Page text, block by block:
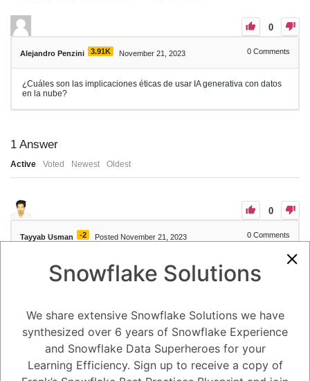
0
Alejandro Penzini 3.91K November 21, 2023 0 Comments
¿Cuáles son las implicaciones éticas de usar IA generativa con datos
en la nube?
1 Answer
Active Voted Newest Oldest
0
Tayyab Usman -2 Posted November 21, 2023 0 Comments
El uso de IA generativa con datos en la nube plantea una serie de
implicaciones éticas. Estas implicaciones incluyen:
direcciones y números de teléfono. Es importante proteger la
privacidad de esta información.
Discriminación: Los modelos de IA generativa pueden estar sesgados,
lo que puede conducir a la discriminación. Es importante tomar
medidas para mitigar el sesgo en estos modelos.
Mal uso: La IA generativa se puede utilizar para crear contenido falso
o engañoso. Es importante ser consciente del potencial de mal uso de
Snowflake Solutions
We share extensive Snowflake Solutions we have
synthesized over 6 years of Snowflake Experience
and Snowflake Data Superheroes for your
Learning Efficiency. Sign up to receive a copy of